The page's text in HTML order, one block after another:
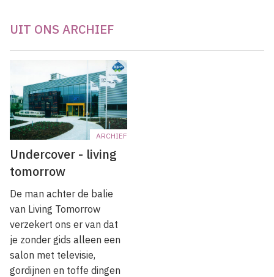
UIT ONS ARCHIEF
ARCHIEF
Undercover - living
tomorrow
De man achter de balie
van Living Tomorrow
verzekert ons er van dat
je zonder gids alleen een
salon met televisie,
gordijnen en toffe dingen